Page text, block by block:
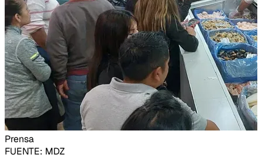
Prensa
FUENTE: MDZ